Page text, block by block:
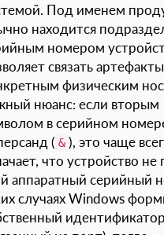
Под именем
находится
номером
связать
физическим
нюанс: если вторым
в серийном
( & ), это чаще
что устройство не
аппаратный серийный
случаях Windows